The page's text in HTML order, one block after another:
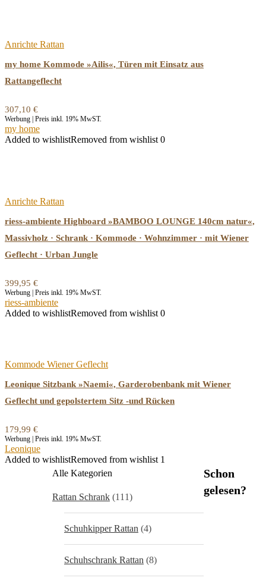
Anrichte Rattan
my home Kommode »Ailis«, Türen mit Einsatz aus
Rattangeflecht
307,10 €
Werbung | Preis inkl. 19% MwST.
my home
Added to wishlistRemoved from wishlist 0
Anrichte Rattan
riess-ambiente Highboard »BAMBOO LOUNGE 140cm natur«,
Massivholz · Schrank · Kommode · Wohnzimmer · mit Wiener
Geflecht · Urban Jungle
399,95 €
Werbung | Preis inkl. 19% MwST.
riess-ambiente
Added to wishlistRemoved from wishlist 0
Kommode Wiener Geflecht
Leonique Sitzbank »Naemi«, Garderobenbank mit Wiener
Geflecht und gepolstertem Sitz -und Rücken
179,99 €
Werbung | Preis inkl. 19% MwST.
Leonique
Added to wishlistRemoved from wishlist 1
Alle Kategorien
Rattan Schrank (111)
Schuhkipper Rattan (4)
Schuhschrank Rattan (8)
Schon
gelesen?